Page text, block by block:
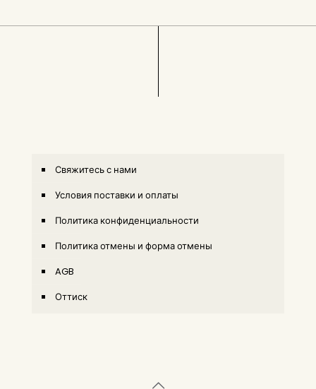
Свяжитесь с нами
Условия поставки и оплаты
Политика конфиденциальности
Политика отмены и форма отмены
AGB
Оттиск